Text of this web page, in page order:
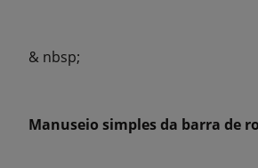
& nbsp;
Manuseio simples da barra de